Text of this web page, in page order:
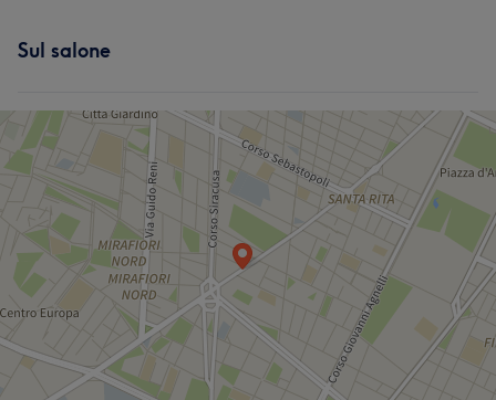
Cosa dicono i nostri clienti di Coviex
Esperto/a Competente Professionale
Buona attenzione ai dettagli
Sul salone